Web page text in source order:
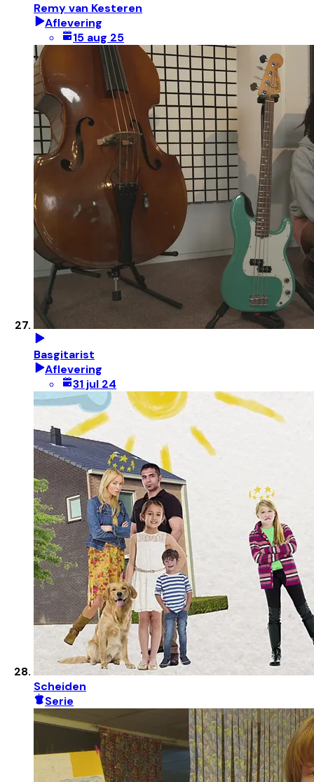
Remy van Kesteren
Aflevering
15 aug 25
Basgitarist
Aflevering
31 jul 24
Scheiden
Serie